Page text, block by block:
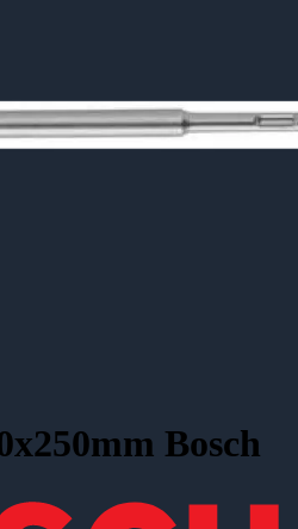
Bosch